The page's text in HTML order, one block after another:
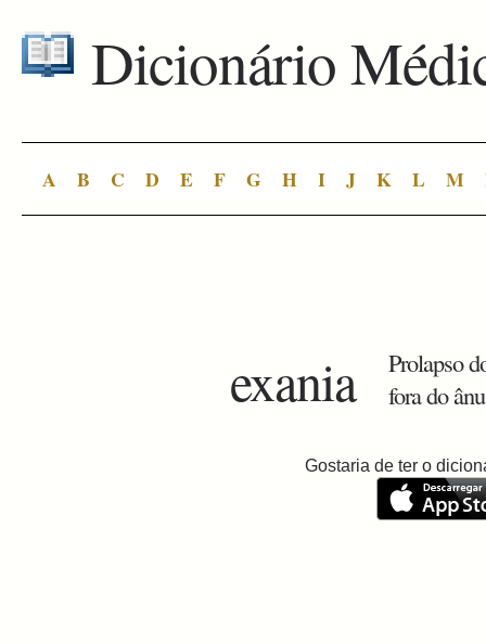
Dicionário
A B C D E F G H I J K L M
exania
Prolapso
fora do
Gostaria de ter o